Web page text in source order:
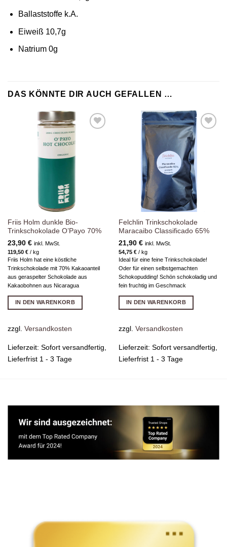
Ballaststoffe k.A.
Eiweiß 10,7g
Natrium 0g
DAS KÖNNTE DIR AUCH GEFALLEN …
Wunschliste
Friis Holm dunkle Bio-
Trinkschokolade O’Payo 70%
23,90 € inkl. MwSt.
119,50 €/ kg
Friis Holm hat eine köstliche
Trinkschokolade mit 70% Kakaoanteil
aus geraspelter Schokolade aus
Kakaobohnen aus Nicaragua
IN DEN WARENKORB
zzgl. Versandkosten
Lieferzeit: Sofort versandfertig,
Lieferfrist 1 - 3 Tage
Zur
Wunschliste
hinzufügen
Felchlin Trinkschokolade
Maracaibo Classificado 65%
21,90 € inkl. MwSt.
54,75 €/ kg
Ideal für eine feine Trinkschokolade!
Oder für einen selbstgemachten
Schokopudding! Schön schokoladig und
fein fruchtig im Geschmack
IN DEN WARENKORB
zzgl. Versandkosten
Lieferzeit: Sofort versandfertig,
Lieferfrist 1 - 3 Tage